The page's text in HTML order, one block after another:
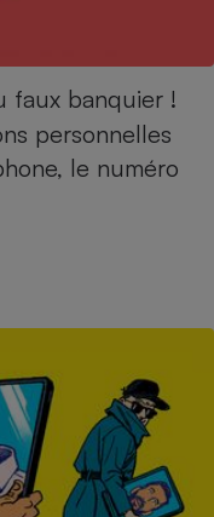
faux banquier !
personnelles
le numéro